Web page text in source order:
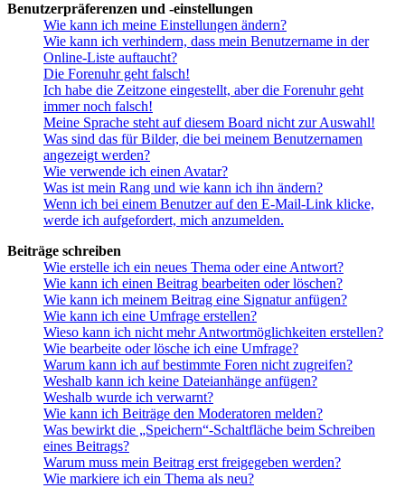
Benutzerpräferenzen und -einstellungen
Wie kann ich meine Einstellungen ändern?
Wie kann ich verhindern, dass mein Benutzername in der
Online-Liste auftaucht?
Die Forenuhr geht falsch!
Ich habe die Zeitzone eingestellt, aber die Forenuhr geht
immer noch falsch!
Meine Sprache steht auf diesem Board nicht zur Auswahl!
Was sind das für Bilder, die bei meinem Benutzernamen
angezeigt werden?
Wie verwende ich einen Avatar?
Was ist mein Rang und wie kann ich ihn ändern?
Wenn ich bei einem Benutzer auf den E-Mail-Link klicke,
werde ich aufgefordert, mich anzumelden.
Beiträge schreiben
Wie erstelle ich ein neues Thema oder eine Antwort?
Wie kann ich einen Beitrag bearbeiten oder löschen?
Wie kann ich meinem Beitrag eine Signatur anfügen?
Wie kann ich eine Umfrage erstellen?
Wieso kann ich nicht mehr Antwortmöglichkeiten erstellen?
Wie bearbeite oder lösche ich eine Umfrage?
Warum kann ich auf bestimmte Foren nicht zugreifen?
Weshalb kann ich keine Dateianhänge anfügen?
Weshalb wurde ich verwarnt?
Wie kann ich Beiträge den Moderatoren melden?
Was bewirkt die „Speichern“-Schaltfläche beim Schreiben
eines Beitrags?
Warum muss mein Beitrag erst freigegeben werden?
Wie markiere ich ein Thema als neu?